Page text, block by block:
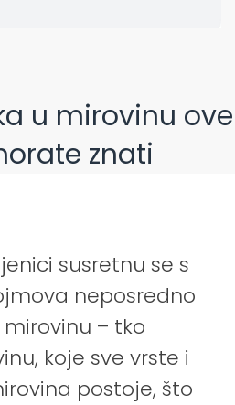
u mirovinu ove
znati
susretnu se s
neposredno
– tko
koje sve vrste i
postoje, što